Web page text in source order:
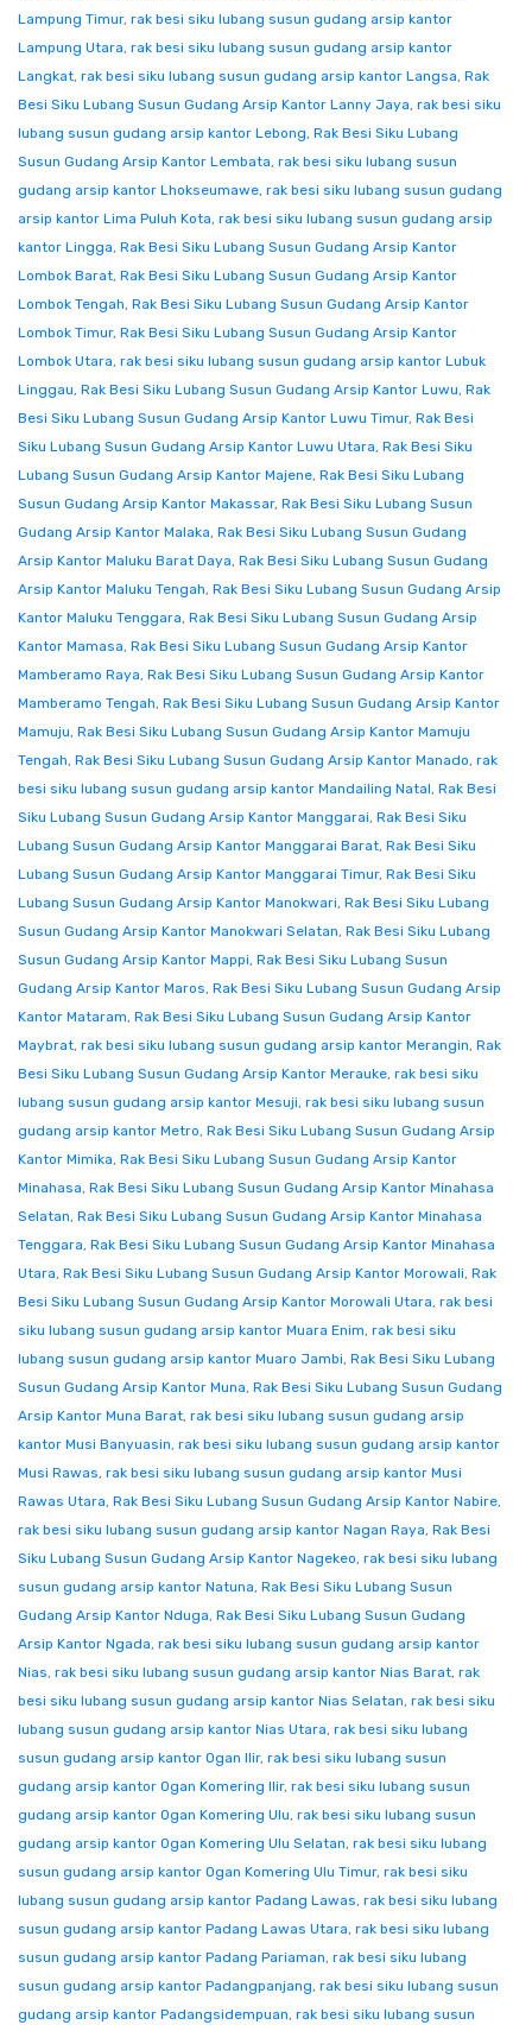
Lampung Timur, rak besi siku lubang susun gudang arsip kantor
Lampung Utara, rak besi siku lubang susun gudang arsip kantor
Langkat, rak besi siku lubang susun gudang arsip kantor Langsa, Rak
Besi Siku Lubang Susun Gudang Arsip Kantor Lanny Jaya, rak besi siku
lubang susun gudang arsip kantor Lebong, Rak Besi Siku Lubang
Susun Gudang Arsip Kantor Lembata, rak besi siku lubang susun
gudang arsip kantor Lhokseumawe, rak besi siku lubang susun gudang
arsip kantor Lima Puluh Kota, rak besi siku lubang susun gudang arsip
kantor Lingga, Rak Besi Siku Lubang Susun Gudang Arsip Kantor
Lombok Barat, Rak Besi Siku Lubang Susun Gudang Arsip Kantor
Lombok Tengah, Rak Besi Siku Lubang Susun Gudang Arsip Kantor
Lombok Timur, Rak Besi Siku Lubang Susun Gudang Arsip Kantor
Lombok Utara, rak besi siku lubang susun gudang arsip kantor Lubuk
Linggau, Rak Besi Siku Lubang Susun Gudang Arsip Kantor Luwu, Rak
Besi Siku Lubang Susun Gudang Arsip Kantor Luwu Timur, Rak Besi
Siku Lubang Susun Gudang Arsip Kantor Luwu Utara, Rak Besi Siku
Lubang Susun Gudang Arsip Kantor Majene, Rak Besi Siku Lubang
Susun Gudang Arsip Kantor Makassar, Rak Besi Siku Lubang Susun
Gudang Arsip Kantor Malaka, Rak Besi Siku Lubang Susun Gudang
Arsip Kantor Maluku Barat Daya, Rak Besi Siku Lubang Susun Gudang
Arsip Kantor Maluku Tengah, Rak Besi Siku Lubang Susun Gudang Arsip
Kantor Maluku Tenggara, Rak Besi Siku Lubang Susun Gudang Arsip
Kantor Mamasa, Rak Besi Siku Lubang Susun Gudang Arsip Kantor
Mamberamo Raya, Rak Besi Siku Lubang Susun Gudang Arsip Kantor
Mamberamo Tengah, Rak Besi Siku Lubang Susun Gudang Arsip Kantor
Mamuju, Rak Besi Siku Lubang Susun Gudang Arsip Kantor Mamuju
Tengah, Rak Besi Siku Lubang Susun Gudang Arsip Kantor Manado, rak
besi siku lubang susun gudang arsip kantor Mandailing Natal, Rak Besi
Siku Lubang Susun Gudang Arsip Kantor Manggarai, Rak Besi Siku
Lubang Susun Gudang Arsip Kantor Manggarai Barat, Rak Besi Siku
Lubang Susun Gudang Arsip Kantor Manggarai Timur, Rak Besi Siku
Lubang Susun Gudang Arsip Kantor Manokwari, Rak Besi Siku Lubang
Susun Gudang Arsip Kantor Manokwari Selatan, Rak Besi Siku Lubang
Susun Gudang Arsip Kantor Mappi, Rak Besi Siku Lubang Susun
Gudang Arsip Kantor Maros, Rak Besi Siku Lubang Susun Gudang Arsip
Kantor Mataram, Rak Besi Siku Lubang Susun Gudang Arsip Kantor
Maybrat, rak besi siku lubang susun gudang arsip kantor Merangin, Rak
Besi Siku Lubang Susun Gudang Arsip Kantor Merauke, rak besi siku
lubang susun gudang arsip kantor Mesuji, rak besi siku lubang susun
gudang arsip kantor Metro, Rak Besi Siku Lubang Susun Gudang Arsip
Kantor Mimika, Rak Besi Siku Lubang Susun Gudang Arsip Kantor
Minahasa, Rak Besi Siku Lubang Susun Gudang Arsip Kantor Minahasa
Selatan, Rak Besi Siku Lubang Susun Gudang Arsip Kantor Minahasa
Tenggara, Rak Besi Siku Lubang Susun Gudang Arsip Kantor Minahasa
Utara, Rak Besi Siku Lubang Susun Gudang Arsip Kantor Morowali, Rak
Besi Siku Lubang Susun Gudang Arsip Kantor Morowali Utara, rak besi
siku lubang susun gudang arsip kantor Muara Enim, rak besi siku
lubang susun gudang arsip kantor Muaro Jambi, Rak Besi Siku Lubang
Susun Gudang Arsip Kantor Muna, Rak Besi Siku Lubang Susun Gudang
Arsip Kantor Muna Barat, rak besi siku lubang susun gudang arsip
kantor Musi Banyuasin, rak besi siku lubang susun gudang arsip kantor
Musi Rawas, rak besi siku lubang susun gudang arsip kantor Musi
Rawas Utara, Rak Besi Siku Lubang Susun Gudang Arsip Kantor Nabire,
rak besi siku lubang susun gudang arsip kantor Nagan Raya, Rak Besi
Siku Lubang Susun Gudang Arsip Kantor Nagekeo, rak besi siku lubang
susun gudang arsip kantor Natuna, Rak Besi Siku Lubang Susun
Gudang Arsip Kantor Nduga, Rak Besi Siku Lubang Susun Gudang
Arsip Kantor Ngada, rak besi siku lubang susun gudang arsip kantor
Nias, rak besi siku lubang susun gudang arsip kantor Nias Barat, rak
besi siku lubang susun gudang arsip kantor Nias Selatan, rak besi siku
lubang susun gudang arsip kantor Nias Utara, rak besi siku lubang
susun gudang arsip kantor Ogan Ilir, rak besi siku lubang susun
gudang arsip kantor Ogan Komering Ilir, rak besi siku lubang susun
gudang arsip kantor Ogan Komering Ulu, rak besi siku lubang susun
gudang arsip kantor Ogan Komering Ulu Selatan, rak besi siku lubang
susun gudang arsip kantor Ogan Komering Ulu Timur, rak besi siku
lubang susun gudang arsip kantor Padang Lawas, rak besi siku lubang
susun gudang arsip kantor Padang Lawas Utara, rak besi siku lubang
susun gudang arsip kantor Padang Pariaman, rak besi siku lubang
susun gudang arsip kantor Padangpanjang, rak besi siku lubang susun
gudang arsip kantor Padangsidempuan, rak besi siku lubang susun